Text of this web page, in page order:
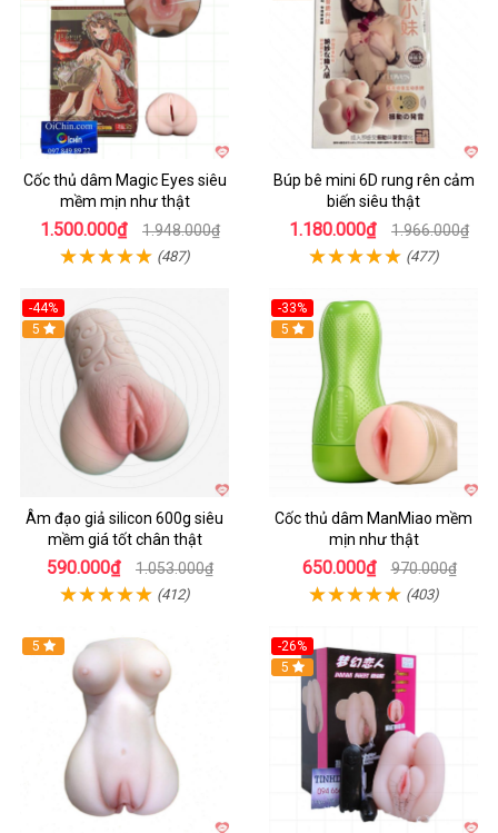
Cốc thủ dâm Magic Eyes siêu
mềm mịn như thật
1.500.000₫ 1.948.000₫
(487)
Búp bê mini 6D rung rên cảm
biến siêu thật
1.180.000₫ 1.966.000₫
(477)
-44%
5
Âm đạo giả silicon 600g siêu
mềm giá tốt chân thật
590.000₫ 1.053.000₫
(412)
-33%
Hot
5
Cốc thủ dâm ManMiao mềm
mịn như thật
650.000₫ 970.000₫
(403)
5
-26%
Hot
5